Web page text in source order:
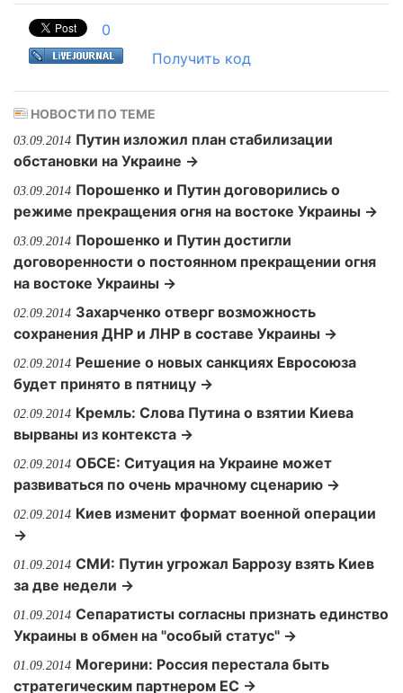
0
Получить код
НОВОСТИ ПО ТЕМЕ
03.09.2014 Путин изложил план стабилизации
обстановки на Украине →
03.09.2014 Порошенко и Путин договорились о
режиме прекращения огня на востоке Украины →
03.09.2014 Порошенко и Путин достигли
договоренности о постоянном прекращении огня
на востоке Украины →
02.09.2014 Захарченко отверг возможность
сохранения ДНР и ЛНР в составе Украины →
02.09.2014 Решение о новых санкциях Евросоюза
будет принято в пятницу →
02.09.2014 Кремль: Слова Путина о взятии Киева
вырваны из контекста →
02.09.2014 ОБСЕ: Ситуация на Украине может
развиваться по очень мрачному сценарию →
02.09.2014 Киев изменит формат военной операции
→
01.09.2014 СМИ: Путин угрожал Баррозу взять Киев
за две недели →
01.09.2014 Сепаратисты согласны признать единство
Украины в обмен на "особый статус" →
01.09.2014 Могерини: Россия перестала быть
стратегическим партнером ЕС →